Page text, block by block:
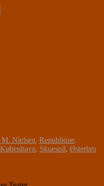
M. Nielsen, Republique,
, Skuespil, Østerbro